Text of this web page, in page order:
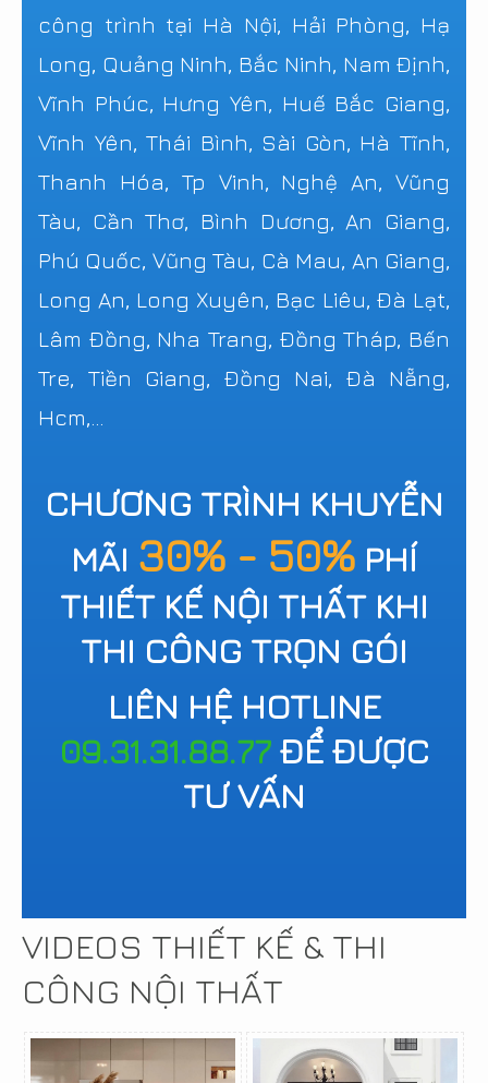
công trình tại Hà Nội, Hải Phòng, Hạ
Long, Quảng Ninh, Bắc Ninh, Nam Định,
Vĩnh Phúc, Hưng Yên, Huế Bắc Giang,
Vĩnh Yên, Thái Bình, Sài Gòn, Hà Tĩnh,
Thanh Hóa, Tp Vinh, Nghệ An, Vũng
Tàu, Cần Thơ, Bình Dương, An Giang,
Phú Quốc, Vũng Tàu, Cà Mau, An Giang,
Long An, Long Xuyên, Bạc Liêu, Đà Lạt,
Lâm Đồng, Nha Trang, Đồng Tháp, Bến
Tre, Tiền Giang, Đồng Nai, Đà Nẵng,
Hcm,...
CHƯƠNG TRÌNH KHUYỄN
MÃI 30% - 50% PHÍ
THIẾT KẾ NỘI THẤT KHI
THI CÔNG TRỌN GÓI
LIÊN HỆ HOTLINE
09.31.31.88.77ĐỂ ĐƯỢC
TƯ VẤN
VIDEOS THIẾT KẾ & THI
CÔNG NỘI THẤT